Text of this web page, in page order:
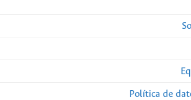
Política de